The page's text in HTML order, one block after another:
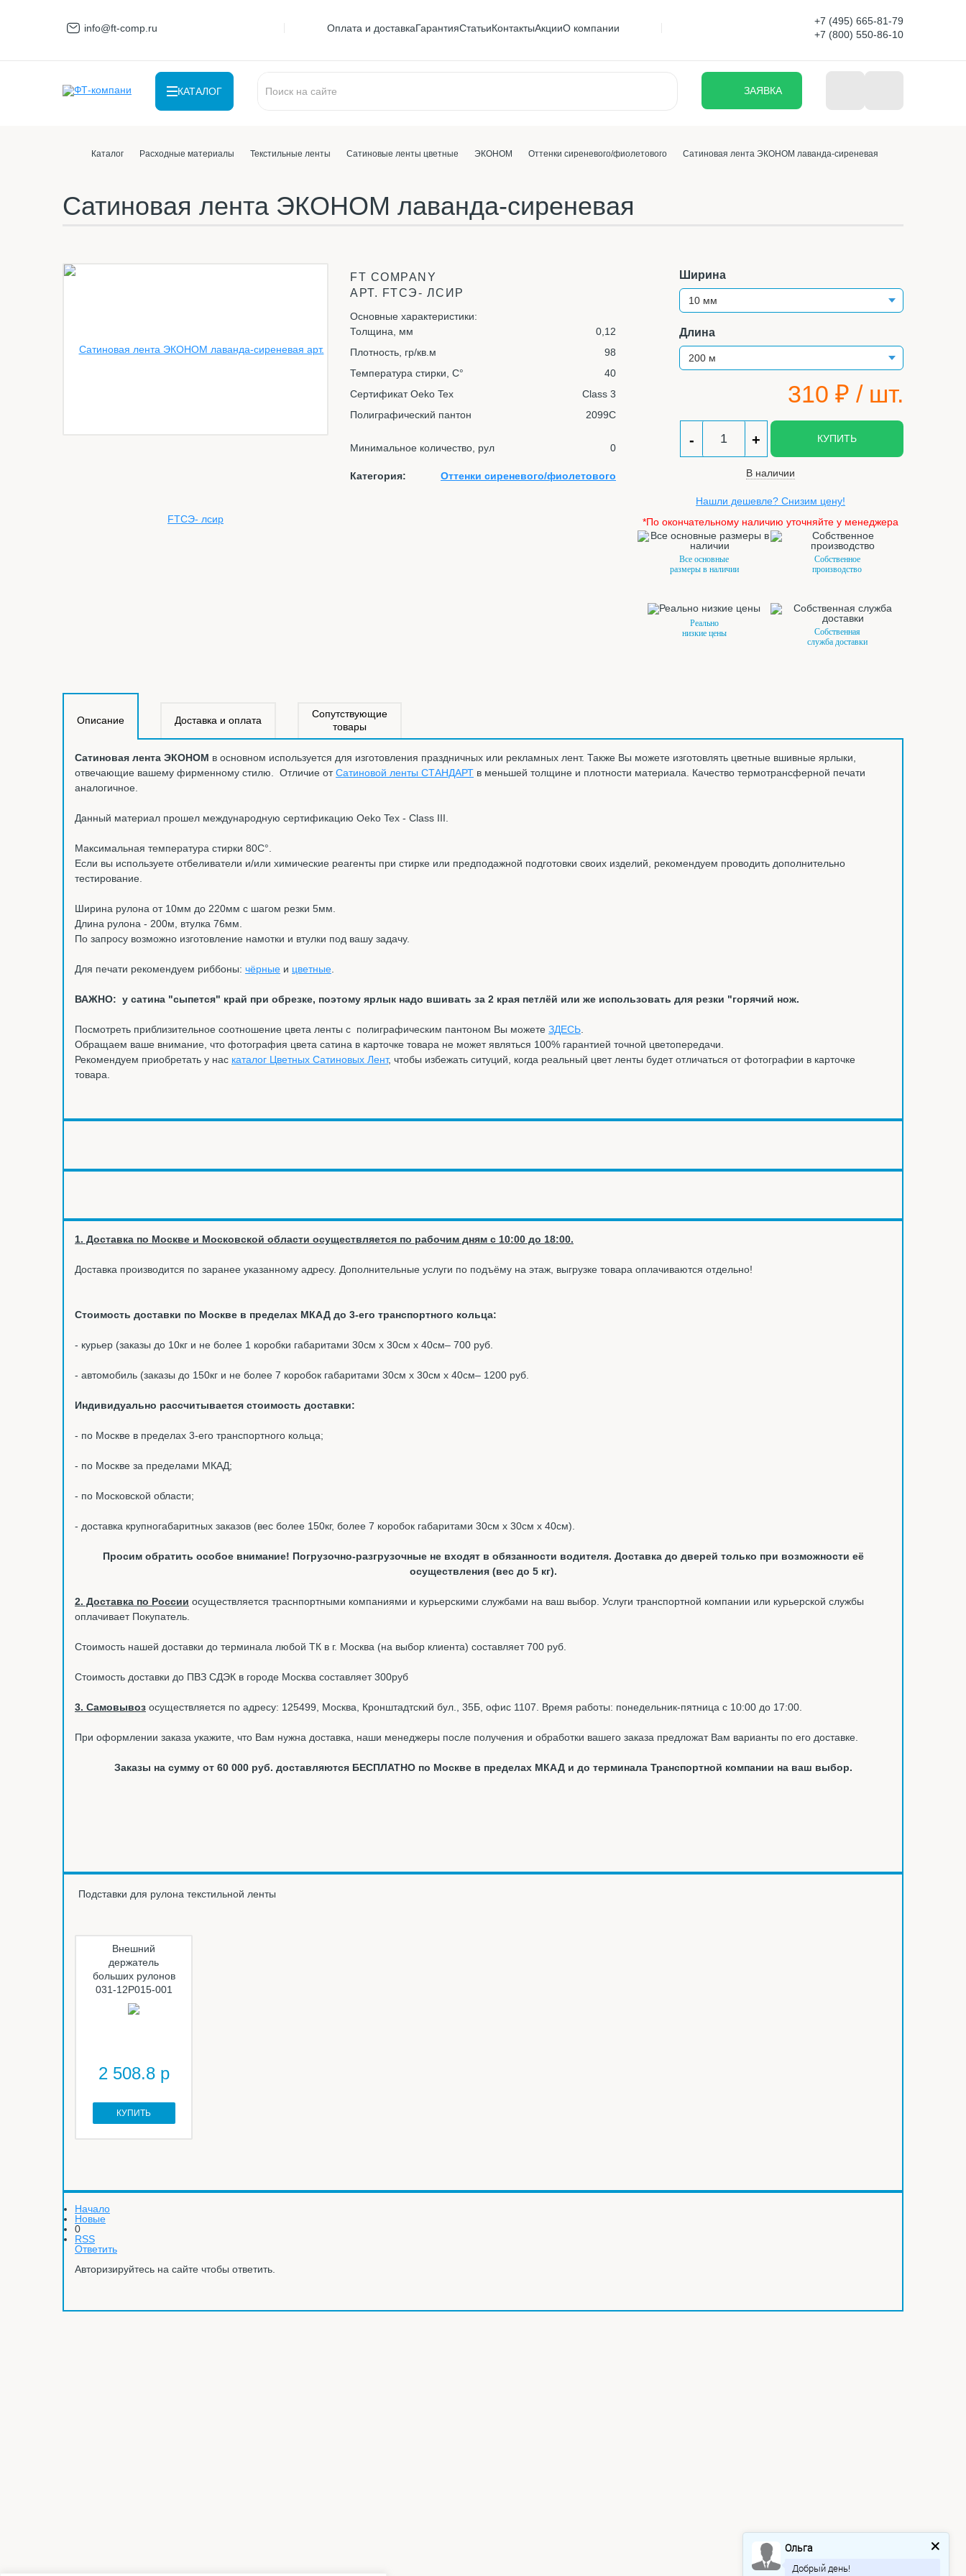
info@ft-comp.ru Оплата и доставкаГарантияСтатьиКонтактыАкцииО компании
+7 (495) 665-81-79
+7 (800) 550-86-10
КАТАЛОГ ЗАЯВКА
Каталог Расходные материалы Текстильные ленты Сатиновые ленты цветные ЭКОНОМ Оттенки сиреневого/фиолетового Сатиновая лента ЭКОНОМ лаванда-сиреневая
Сатиновая лента ЭКОНОМ лаванда-сиреневая
FT COMPANY
АРТ. FTСЭ- ЛСИР
Основные характеристики:
Толщина, мм
0,12
Плотность, гр/кв.м
98
Температура стирки, С°
40
Сертификат Oeko Tex
Class 3
Полиграфический пантон
2099C
Минимальное количество, рул 0
Категория: Оттенки сиреневого/фиолетового
Ширина
Длина
310 ₽ / шт.
- + КУПИТЬ
В наличии
Нашли дешевле? Снизим цену!
*По окончательному наличию уточняйте у менеджера
Все основные
размеры в наличии
Собственное
производство
Реально
низкие цены
Собственная
служба доставки
Описание Доставка и оплата
Сопутствующие
товары
Сатиновая лента ЭКОНОМ в основном используется для изготовления праздничных или рекламных лент. Также Вы можете изготовлять цветные вшивные ярлыки,
отвечающие вашему фирменному стилю. Отличие отСатиновой ленты СТАНДАРТ в меньшей толщине и плотности материала. Качество термотрансферной печати
аналогичное.
Данный материал прошел международную сертификацию Oeko Tex - Class III.
Максимальная температура стирки 80С°.
Если вы используете отбеливатели и/или химические реагенты при стирке или предподажной подготовки своих изделий, рекомендуем проводить дополнительно
тестирование.
Ширина рулона от 10мм до 220мм с шагом резки 5мм.
Длина рулона - 200м, втулка 76мм.
По запросу возможно изготовление намотки и втулки под вашу задачу.
Для печати рекомендуем риббоны: чёрные и цветные
ВАЖНО: у сатина "сыпется" край при обрезке, поэтому ярлык надо вшивать за 2 края петлёй или же использовать для резки "горячий нож.
Посмотреть приблизительное соотношение цвета ленты с полиграфическим пантоном Вы можете ЗДЕСЬ
Обращаем ваше внимание, что фотография цвета сатина в карточке товара не может являться 100% гарантией точной цветопередачи.
Рекомендуем приобретать у нас каталог Цветных Сатиновых Лент, чтобы избежать ситуций, когда реальный цвет ленты будет отличаться от фотографии в карточке
товара.
1. Доставка по Москве и Московской области осуществляется по рабочим дням с 10:00 до 18:00.
Доставка производится по заранее указанному адресу. Дополнительные услуги по подъёму на этаж, выгрузке товара оплачиваются отдельно!
Стоимость доставки по Москве в пределах МКАД до 3-его транспортного кольца:
- курьер (заказы до 10кг и не более 1 коробки габаритами 30см х 30см х 40см– 700 руб.
- автомобиль (заказы до 150кг и не более 7 коробок габаритами 30см х 30см х 40см– 1200 руб.
Индивидуально рассчитывается стоимость доставки:
- по Москве в пределах 3-его транспортного кольца;
- по Москве за пределами МКАД;
- по Московской области;
- доставка крупногабаритных заказов (вес более 150кг, более 7 коробок габаритами 30см х 30см х 40см).
Просим обратить особое внимание! Погрузочно-разгрузочные не входят в обязанности водителя. Доставка до дверей только при возможности её
осуществления (вес до 5 кг).
2. Доставка по России осуществляется траснпортными компаниями и курьерскими службами на ваш выбор. Услуги транспортной компании или курьерской службы
оплачивает Покупатель.
Стоимость нашей доставки до терминала любой ТК в г. Москва (на выбор клиента) составляет 700 руб.
Стоимость доставки до ПВЗ СДЭК в городе Москва составляет 300руб
3. Самовывоз осуществляется по адресу: 125499, Москва, Кронштадтский бул., 35Б, офис 1107. Время работы: понедельник-пятница с 10:00 до 17:00.
При оформлении заказа укажите, что Вам нужна доставка, наши менеджеры после получения и обработки вашего заказа предложат Вам варианты по его доставке.
Заказы на сумму от 60 000 руб. доставляются БЕСПЛАТНО по Москве в пределах МКАД и до терминала Транспортной компании на ваш выбор.
Подставки для рулона текстильной ленты
Внешний
держатель
больших рулонов
031-12P015-001
2 508.8 р
КУПИТЬ
Начало
Новые
0
RSS
Ответить
Авторизируйтесь на сайте чтобы ответить.
Ольга
Добрый день!